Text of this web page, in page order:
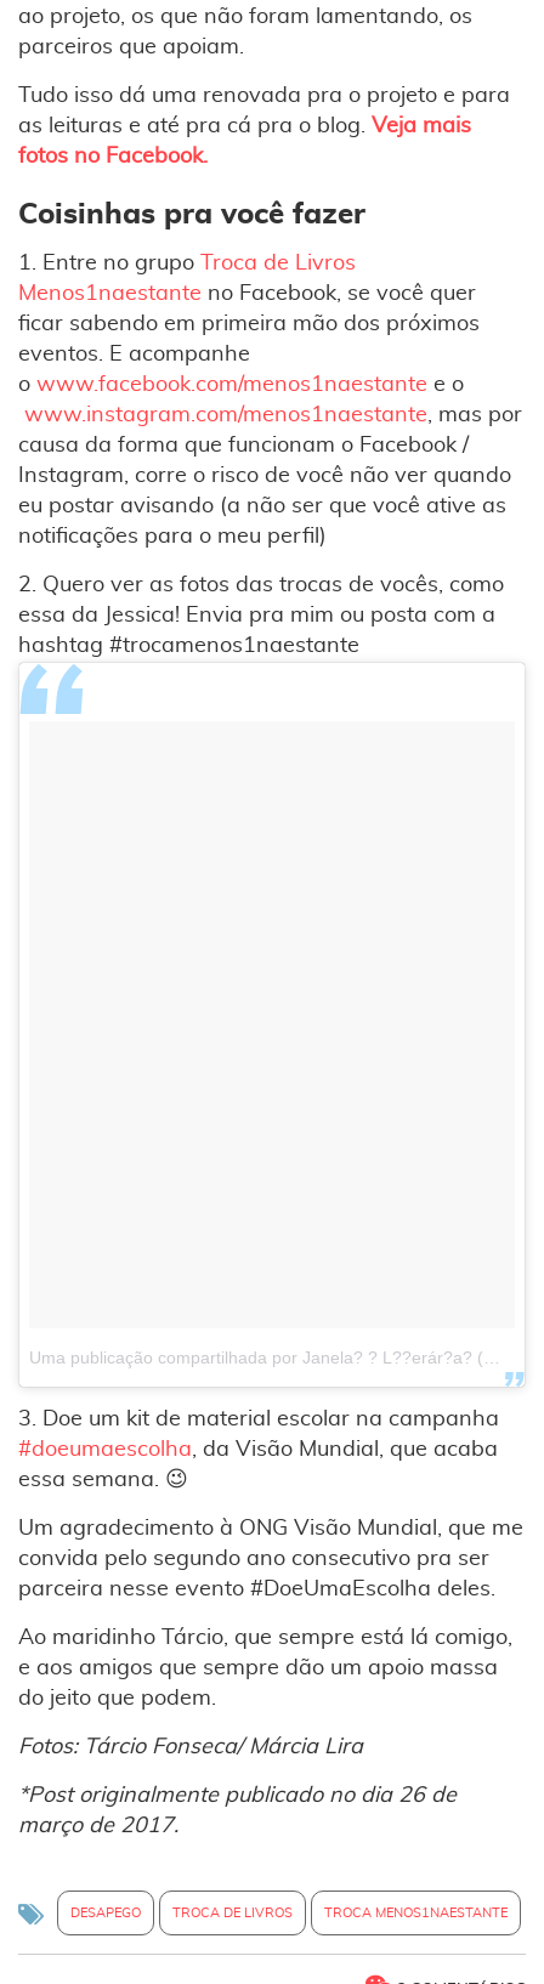
ao projeto, os que não foram lamentando, os
parceiros que apoiam.
Tudo isso dá uma renovada pra o projeto e para
as leituras e até pra cá pra o blog. Veja mais
fotos no Facebook.
Coisinhas pra você fazer
1. Entre no grupo
Troca de Livros
Menos1naestante no Facebook, se você quer
ficar sabendo em primeira mão dos próximos
eventos. E acompanhe
o www.facebook.com/menos1naestante e o
www.instagram.com/menos1naestante, mas por
causa da forma que funcionam o Facebook /
Instagram, corre o risco de você não ver quando
eu postar avisando (a não ser que você ative as
notificações para o meu perfil)
2. Quero ver as fotos das trocas de vocês, como
essa da Jessica! Envia pra mim ou posta com a
hashtag #trocamenos1naestante
3. Doe um kit de material escolar na campanha
#doeumaescolha, da Visão Mundial, que acaba
essa semana. 😉
Um agradecimento à ONG Visão Mundial, que me
convida pelo segundo ano consecutivo pra ser
parceira nesse evento #DoeUmaEscolha deles.
Ao maridinho Tárcio, que sempre está lá comigo,
e aos amigos que sempre dão um apoio massa
do jeito que podem.
Fotos: Tárcio Fonseca/ Márcia Lira
*Post originalmente publicado no dia 26 de
março de 2017.
DESAPEGO TROCA DE LIVROS TROCA MENOS1NAESTANTE